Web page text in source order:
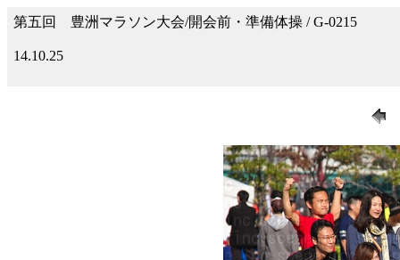
第五回 豊洲マラソン大会/開会前・準備体操 / G-0215
14.10.25